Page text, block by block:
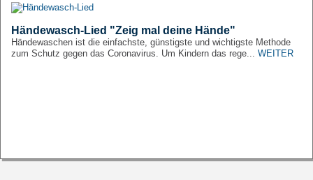
Händewasch-Lied "Zeig mal deine Hände"
Händewaschen ist die einfachste, günstigste und wichtigste Methode
zum Schutz gegen das Coronavirus. Um Kindern das rege... WEITER